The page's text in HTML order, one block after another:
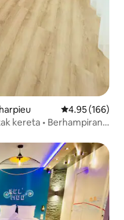
Penarafan
4.95 (166)
kereta • Berhampiran